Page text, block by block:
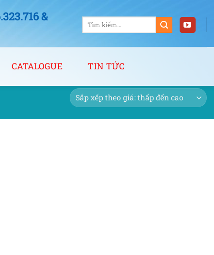
&
Tìm
kiếm:
CATALOGUE TIN TỨC